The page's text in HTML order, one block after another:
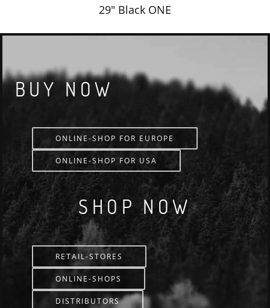
29" Black ONE
BUY NOW
ONLINE-SHOP FOR EUROPE
ONLINE-SHOP FOR USA
SHOP NOW
RETAIL-STORES
ONLINE-SHOPS
DISTRIBUTORS